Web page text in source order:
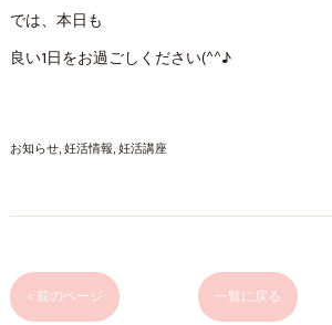
では、本日も
良い1日をお過ごしください(^^♪
お知らせ 妊活情報 妊活講座
< 前のページ 一覧に戻る